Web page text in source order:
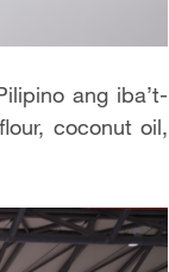
ang iba’t-
coconut oil,